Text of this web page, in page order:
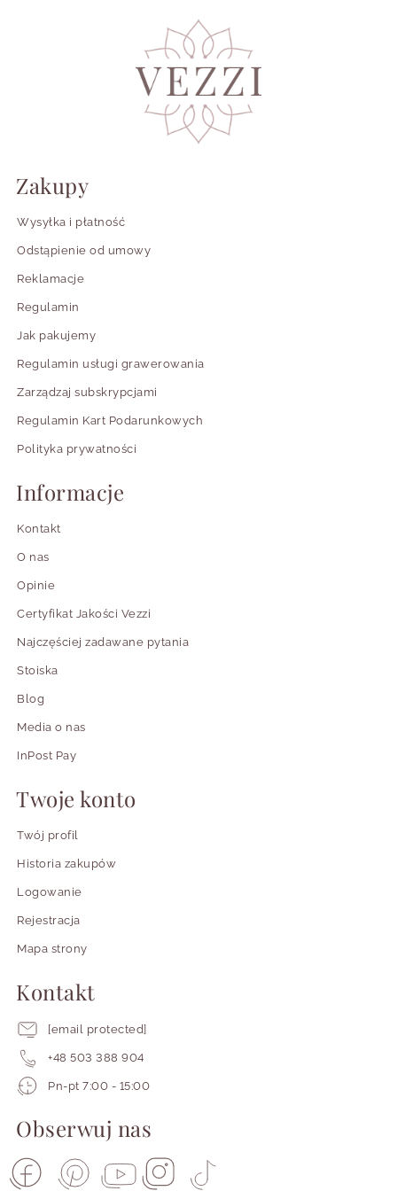
Zakupy
Wysyłka i płatność
Odstąpienie od umowy
Reklamacje
Regulamin
Jak pakujemy
Regulamin usługi grawerowania
Zarządzaj subskrypcjami
Regulamin Kart Podarunkowych
Polityka prywatności
Informacje
Kontakt
O nas
Opinie
Certyfikat Jakości Vezzi
Najczęściej zadawane pytania
Stoiska
Blog
Media o nas
InPost Pay
Twoje konto
Twój profil
Historia zakupów
Logowanie
Rejestracja
Mapa strony
Kontakt
[email protected]
+48 503 388 904
Pracujemy
poniedziałku
do
od
siódmej
Pn-pt 7:00 - 15:00
Obserwuj nas